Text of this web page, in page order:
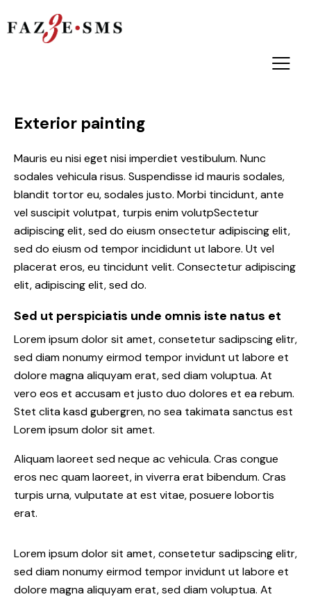
Exterior painting
Mauris eu nisi eget nisi imperdiet vestibulum. Nunc
sodales vehicula risus. Suspendisse id mauris sodales,
blandit tortor eu, sodales justo. Morbi tincidunt, ante
vel suscipit volutpat, turpis enim volutpSectetur
adipiscing elit, sed do eiusm onsectetur adipiscing elit,
sed do eiusm od tempor incididunt ut labore. Ut vel
placerat eros, eu tincidunt velit. Consectetur adipiscing
elit, adipiscing elit, sed do.
Sed ut perspiciatis unde omnis iste natus et
Lorem ipsum dolor sit amet, consetetur sadipscing elitr,
sed diam nonumy eirmod tempor invidunt ut labore et
dolore magna aliquyam erat, sed diam voluptua. At
vero eos et accusam et justo duo dolores et ea rebum.
Stet clita kasd gubergren, no sea takimata sanctus est
Lorem ipsum dolor sit amet.
Aliquam laoreet sed neque ac vehicula. Cras congue
eros nec quam laoreet, in viverra erat bibendum. Cras
turpis urna, vulputate at est vitae, posuere lobortis
erat.
Lorem ipsum dolor sit amet, consetetur sadipscing elitr,
sed diam nonumy eirmod tempor invidunt ut labore et
dolore magna aliquyam erat, sed diam voluptua. At